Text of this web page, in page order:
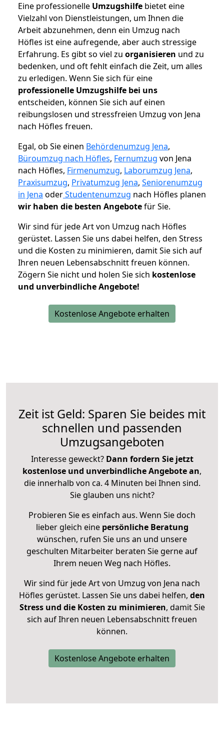
Eine professionelle Umzugshilfe bietet eine
Vielzahl von Dienstleistungen, um Ihnen die
Arbeit abzunehmen, denn ein Umzug nach
Höfles ist eine aufregende, aber auch stressige
Erfahrung. Es gibt so viel zu organisieren und zu
bedenken, und oft fehlt einfach die Zeit, um alles
zu erledigen. Wenn Sie sich für eine
professionelle Umzugshilfe bei uns
entscheiden, können Sie sich auf einen
reibungslosen und stressfreien Umzug von Jena
nach Höfles freuen.
Egal, ob Sie einen Behördenumzug Jena,
Büroumzug nach Höfles, Fernumzug von Jena
nach Höfles, Firmenumzug, Laborumzug Jena,
Praxisumzug, Privatumzug Jena, Seniorenumzug
in Jena oderStudentenumzug nach Höfles planen
wir haben die besten Angebotefür Sie.
Wir sind für jede Art von Umzug nach Höfles
gerüstet. Lassen Sie uns dabei helfen, den Stress
und die Kosten zu minimieren, damit Sie sich auf
Ihren neuen Lebensabschnitt freuen können.
Zögern Sie nicht und holen Sie sich kostenlose
und unverbindliche Angebote!
Kostenlose Angebote erhalten
Zeit ist Geld: Sparen Sie beides mit
schnellen und passenden
Umzugsangeboten
Interesse geweckt? Dann fordern Sie jetzt
kostenlose und unverbindliche Angebote an,
die innerhalb von ca. 4 Minuten bei Ihnen sind.
Sie glauben uns nicht?
Probieren Sie es einfach aus. Wenn Sie doch
lieber gleich eine persönliche Beratung
wünschen, rufen Sie uns an und unsere
geschulten Mitarbeiter beraten Sie gerne auf
Ihrem neuen Weg nach Höfles.
Wir sind für jede Art von Umzug von Jena nach
Höfles gerüstet. Lassen Sie uns dabei helfen, den
Stress und die Kosten zu minimieren, damit Sie
sich auf Ihren neuen Lebensabschnitt freuen
können.
Kostenlose Angebote erhalten